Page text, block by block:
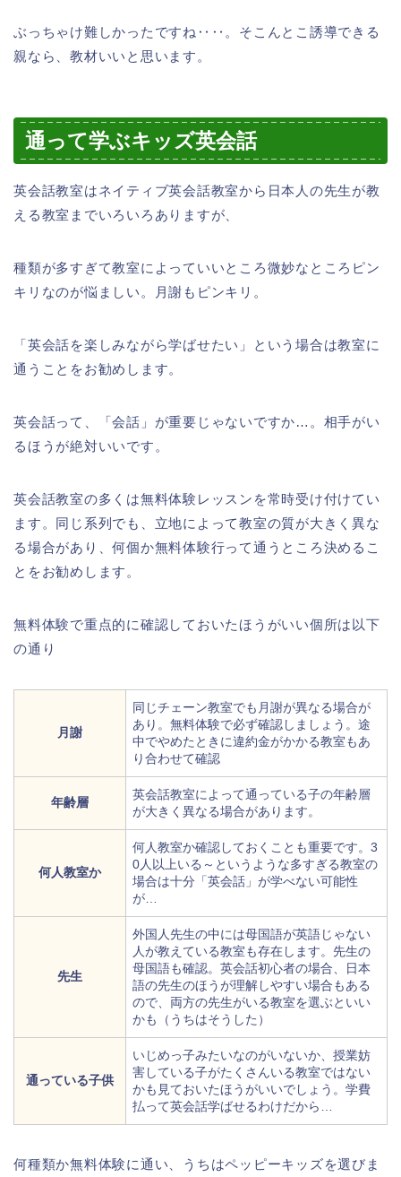
ぶっちゃけ難しかったですね‥‥。そこんとこ誘導できる
親なら、教材いいと思います。
通って学ぶキッズ英会話
英会話教室はネイティブ英会話教室から日本人の先生が教
える教室までいろいろありますが、
種類が多すぎて教室によっていいところ微妙なところピン
キリなのが悩ましい。月謝もピンキリ。
「英会話を楽しみながら学ばせたい」という場合は教室に
通うことをお勧めします。
英会話って、「会話」が重要じゃないですか…。相手がい
るほうが絶対いいです。
英会話教室の多くは無料体験レッスンを常時受け付けてい
ます。同じ系列でも、立地によって教室の質が大きく異な
る場合があり、何個か無料体験行って通うところ決めるこ
とをお勧めします。
無料体験で重点的に確認しておいたほうがいい個所は以下
の通り
月謝
同じチェーン教室でも月謝が異なる場合が
あり。無料体験で必ず確認しましょう。途
中でやめたときに違約金がかかる教室もあ
り合わせて確認
年齢層
英会話教室によって通っている子の年齢層
が大きく異なる場合があります。
何人教室か
何人教室か確認しておくことも重要です。3
0人以上いる～というような多すぎる教室の
場合は十分「英会話」が学べない可能性
が…
先生
外国人先生の中には母国語が英語じゃない
人が教えている教室も存在します。先生の
母国語も確認。英会話初心者の場合、日本
語の先生のほうが理解しやすい場合もある
ので、両方の先生がいる教室を選ぶといい
かも（うちはそうした）
通っている子供
いじめっ子みたいなのがいないか、授業妨
害している子がたくさんいる教室ではない
かも見ておいたほうがいいでしょう。学費
払って英会話学ばせるわけだから…
何種類か無料体験に通い、うちはペッピーキッズを選びま